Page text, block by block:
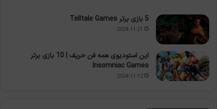
5 بازی برتر Telltale Games
2024-11-21
این استودیوی همه فن حریف | 10 بازی برتر
Insomniac Games
2024-11-12